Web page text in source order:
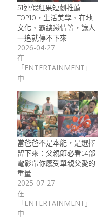
51連假紅果短劇推薦
TOP10，生活美學、在地
文化、霸總戀情等，讓人
一追就停不下來
2026-04-27
在
「ENTERTAINMENT」
中
當爸爸不是本能，是選擇
留下來：父親節必看14部
電影帶你感受單親父愛的
重量
2025-07-27
在
「ENTERTAINMENT」
中